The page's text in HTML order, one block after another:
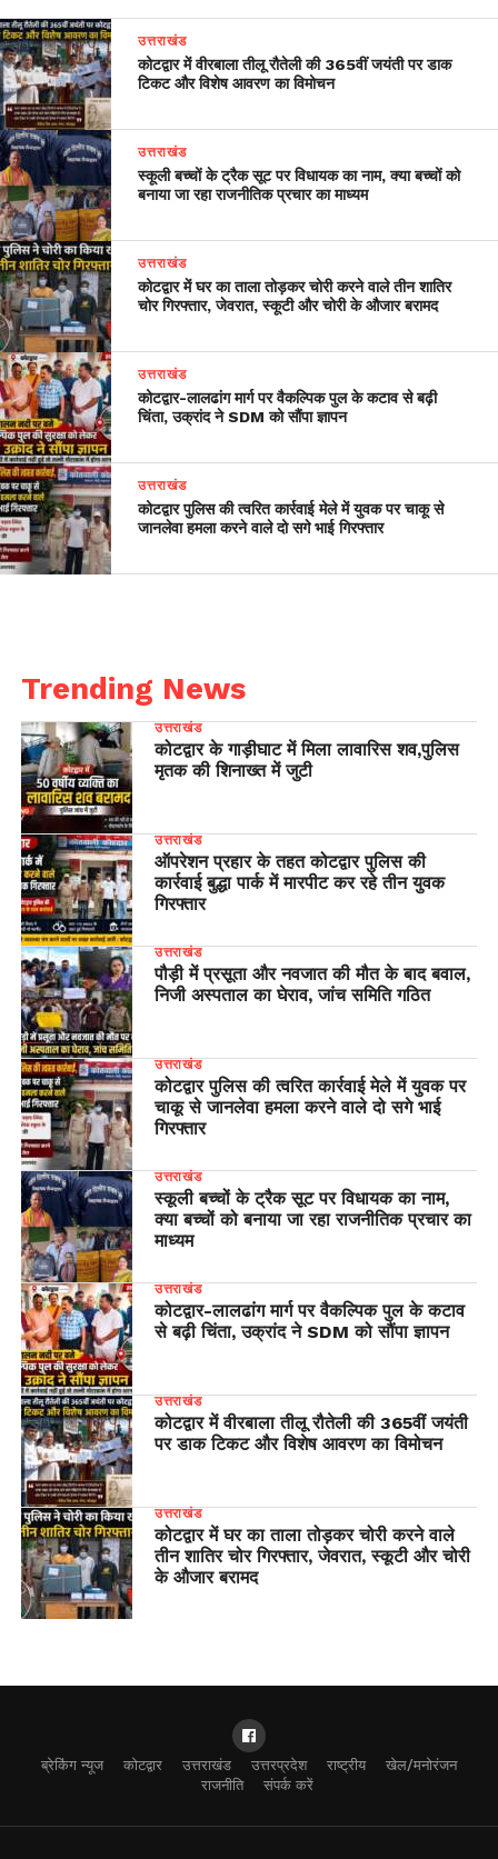
उत्तराखंड
कोटद्वार में वीरबाला तीलू रौतेली की 365वीं जयंती पर डाक
टिकट और विशेष आवरण का विमोचन
उत्तराखंड
स्कूली बच्चों के ट्रैक सूट पर विधायक का नाम, क्या बच्चों को
बनाया जा रहा राजनीतिक प्रचार का माध्यम
उत्तराखंड
कोटद्वार में घर का ताला तोड़कर चोरी करने वाले तीन शातिर
चोर गिरफ्तार, जेवरात, स्कूटी और चोरी के औजार बरामद
उत्तराखंड
​कोटद्वार-लालढांग मार्ग पर वैकल्पिक पुल के कटाव से बढ़ी
चिंता, उक्रांद ने SDM को सौंपा ज्ञापन
उत्तराखंड
कोटद्वार पुलिस की त्वरित कार्रवाई मेले में युवक पर चाकू से
जानलेवा हमला करने वाले दो सगे भाई गिरफ्तार
Trending News
उत्तराखंड
कोटद्वार के गाड़ीघाट में मिला लावारिस शव,पुलिस
मृतक की शिनाख्त में जुटी
उत्तराखंड
ऑपरेशन प्रहार के तहत कोटद्वार पुलिस की
कार्रवाई बुद्धा पार्क में मारपीट कर रहे तीन युवक
गिरफ्तार
उत्तराखंड
पौड़ी में प्रसूता और नवजात की मौत के बाद बवाल,
निजी अस्पताल का घेराव, जांच समिति गठित
उत्तराखंड
कोटद्वार पुलिस की त्वरित कार्रवाई मेले में युवक पर
चाकू से जानलेवा हमला करने वाले दो सगे भाई
गिरफ्तार
उत्तराखंड
स्कूली बच्चों के ट्रैक सूट पर विधायक का नाम,
क्या बच्चों को बनाया जा रहा राजनीतिक प्रचार का
माध्यम
उत्तराखंड
​कोटद्वार-लालढांग मार्ग पर वैकल्पिक पुल के कटाव
से बढ़ी चिंता, उक्रांद ने SDM को सौंपा ज्ञापन
उत्तराखंड
कोटद्वार में वीरबाला तीलू रौतेली की 365वीं जयंती
पर डाक टिकट और विशेष आवरण का विमोचन
उत्तराखंड
कोटद्वार में घर का ताला तोड़कर चोरी करने वाले
तीन शातिर चोर गिरफ्तार, जेवरात, स्कूटी और चोरी
के औजार बरामद
ब्रेकिंग न्यूज कोटद्वार उत्तराखंड उत्तरप्रदेश राष्ट्रीय
खेल/मनोरंजन
राजनीति
संपर्क करें